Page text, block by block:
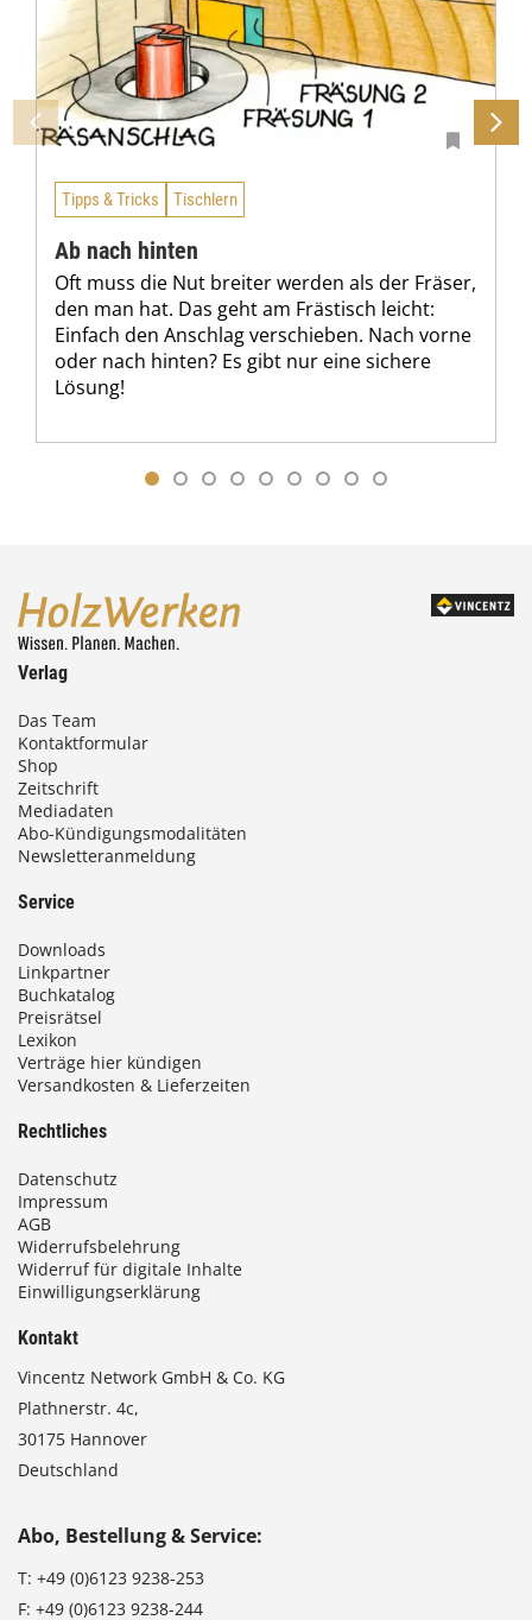
Tipps & Tricks Tischlern
Ab nach hinten
Oft muss die Nut breiter werden als der Fräser,
den man hat. Das geht am Frästisch leicht:
Einfach den Anschlag verschieben. Nach vorne
oder nach hinten? Es gibt nur eine sichere
Lösung!
Verlag
Das Team
Kontaktformular
Shop
Zeitschrift
Mediadaten
Abo-Kündigungsmodalitäten
Newsletteranmeldung
Service
Downloads
Linkpartner
Buchkatalog
Preisrätsel
Lexikon
Verträge hier kündigen
Versandkosten & Lieferzeiten
Rechtliches
Datenschutz
Impressum
AGB
Widerrufsbelehrung
Widerruf für digitale Inhalte
Einwilligungserklärung
Kontakt
Vincentz Network GmbH & Co. KG
Plathnerstr. 4c,
30175 Hannover
Deutschland
Abo, Bestellung & Service:
T: +49 (0)6123 9238-253
F: +49 (0)6123 9238-244